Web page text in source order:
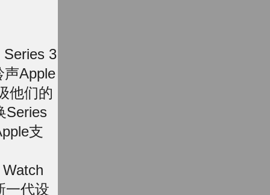
3
声Apple
他们的
Series
支
一代设